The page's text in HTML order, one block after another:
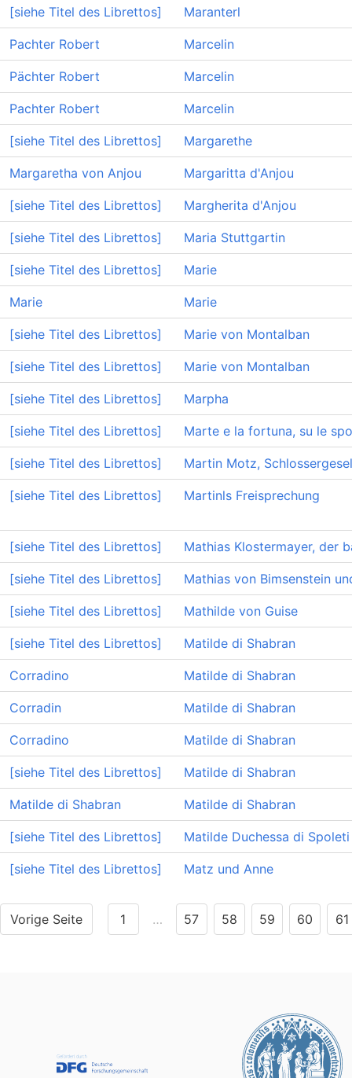
[siehe Titel des Librettos] Maranterl
Pachter Robert Marcelin
Pächter Robert Marcelin
Pachter Robert Marcelin
[siehe Titel des Librettos] Margarethe
Margaretha von Anjou Margaritta d'Anjou
[siehe Titel des Librettos] Margherita d'Anjou
[siehe Titel des Librettos] Maria Stuttgartin
[siehe Titel des Librettos] Marie
Marie Marie
[siehe Titel des Librettos] Marie von Montalban
[siehe Titel des Librettos] Marie von Montalban
[siehe Titel des Librettos] Marpha
[siehe Titel des Librettos] Marte e la fortuna, su le
[siehe Titel des Librettos] Martin Motz,
[siehe Titel des Librettos] Martinls Freisprechung
[siehe Titel des Librettos] Mathias Klostermayer, der
[siehe Titel des Librettos] Mathias von Bimsenstein
[siehe Titel des Librettos] Mathilde von Guise
[siehe Titel des Librettos] Matilde di Shabran
Corradino Matilde di Shabran
Corradin Matilde di Shabran
Corradino Matilde di Shabran
[siehe Titel des Librettos] Matilde di Shabran
Matilde di Shabran Matilde di Shabran
[siehe Titel des Librettos] Matilde Duchessa di Spoleti
[siehe Titel des Librettos] Matz und Anne
Vorige Seite 1 … 57 58 59 60 61